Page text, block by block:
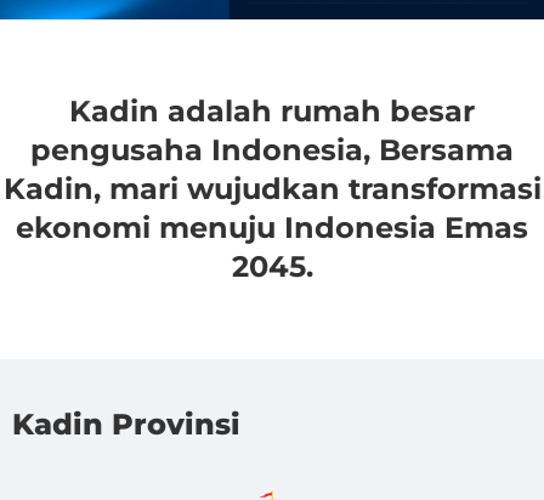
Kadin adalah rumah besar
pengusaha Indonesia, Bersama
Kadin, mari wujudkan transformasi
ekonomi menuju Indonesia Emas
2045.
Kadin Provinsi